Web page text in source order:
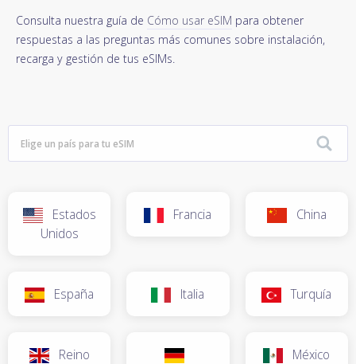
Consulta nuestra guía de Cómo usar eSIM para obtener
respuestas a las preguntas más comunes sobre instalación,
recarga y gestión de tus eSIMs.
Estados
Unidos
Francia China
España Italia Turquía
Reino
México